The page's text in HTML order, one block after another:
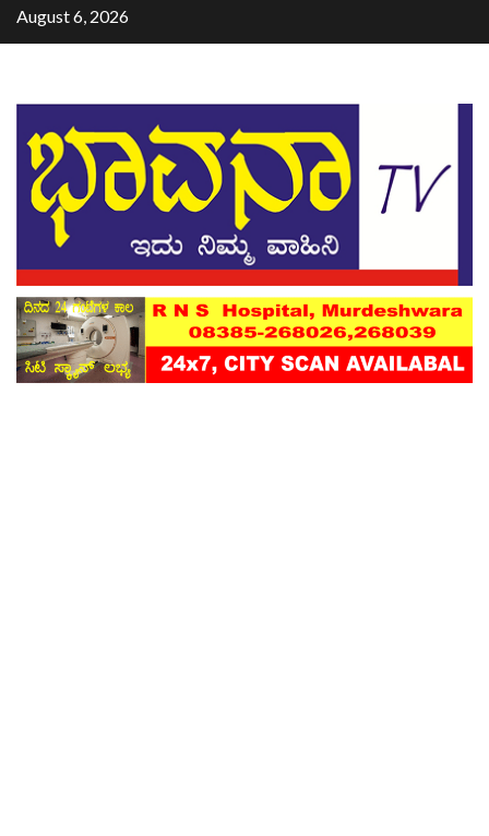
August 6, 2026